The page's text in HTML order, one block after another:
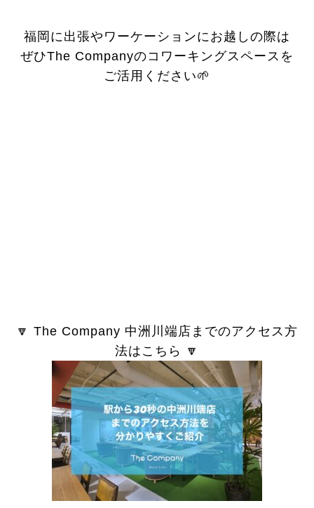
福岡に出張やワーケーションにお越しの際は
ぜひThe Companyのコワーキングスペースを
ご活用ください🌱
🔽 The Company 中洲川端店までのアクセス方
法はこちら 🔽